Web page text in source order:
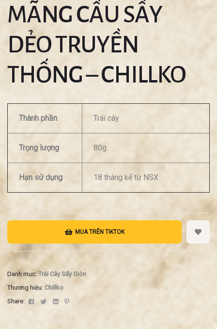
MÃNG CẦU SẤY
DẺO TRUYỀN
THỐNG – CHILLKO
Thành phần Trái cây
Trọng lượng 80g
Hạn sử dụng 18 tháng kể từ NSX
MUA TRÊN TIKTOK
Danh mục:Trái Cây Sấy Giòn
Thương hiệu: Chillko
Share:
Facebook
TwitterLinkedin
Pinterest